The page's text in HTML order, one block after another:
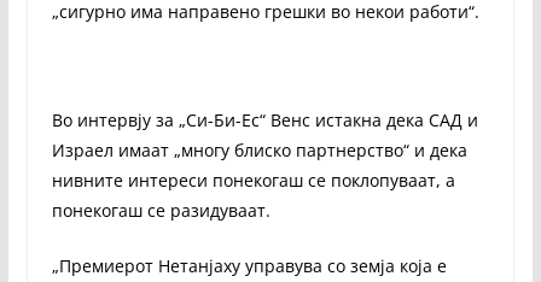
„сигурно има направено грешки во некои работи“.
Во интервју за „Си-Би-Ес“ Венс истакна дека САД и
Израел имаат „многу блиско партнерство“ и дека
нивните интереси понекогаш се поклопуваат, а
понекогаш се разидуваат.
„Премиерот Нетанјаху управува со земја која е